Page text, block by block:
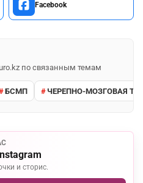
Facebook
по связанным темам
БСМП ЧЕРЕПНО-МОЗГОВАЯ
и сторис.